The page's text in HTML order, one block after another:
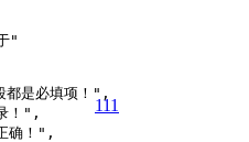
"
是必填项！",
！",
确！",
111